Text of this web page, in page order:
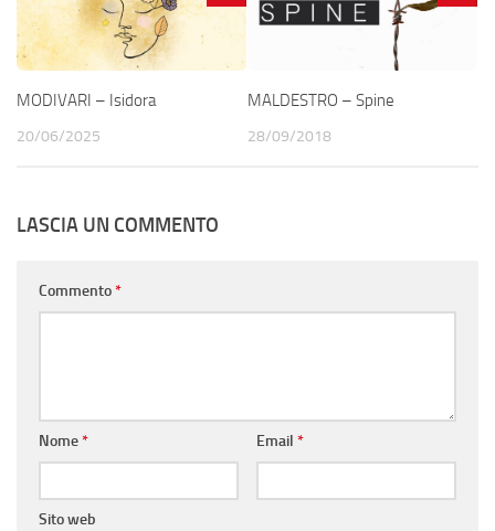
MODIVARI – Isidora
20/06/2025
MALDESTRO – Spine
28/09/2018
LASCIA UN COMMENTO
Commento*
Nome* Email *
Sito web